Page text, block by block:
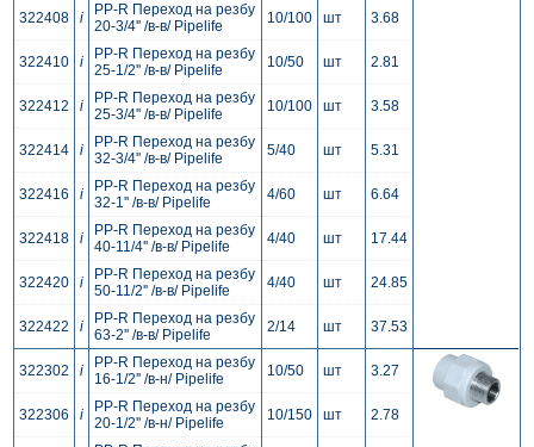
322408 i
PP-R Переход на резбу
20-3/4'' /в-в/ Pipelife
10/100 шт 3.68
322410 i
PP-R Переход на резбу
25-1/2'' /в-в/ Pipelife
10/50 шт 2.81
322412 i
PP-R Переход на резбу
25-3/4'' /в-в/ Pipelife
10/100 шт 3.58
322414 i
PP-R Переход на резбу
32-3/4'' /в-в/ Pipelife
5/40 шт 5.31
322416 i
PP-R Переход на резбу
32-1'' /в-в/ Pipelife
4/60 шт 6.64
322418 i
PP-R Переход на резбу
40-11/4'' /в-в/ Pipelife
4/40 шт 17.44
322420 i
PP-R Переход на резбу
50-11/2'' /в-в/ Pipelife
4/40 шт 24.85
322422 i
PP-R Переход на резбу
63-2'' /в-в/ Pipelife
2/14 шт 37.53
322302 i
PP-R Переход на резбу
16-1/2'' /в-н/ Pipelife
10/50 шт 3.27
322306 i
PP-R Переход на резбу
20-1/2'' /в-н/ Pipelife
10/150 шт 2.78